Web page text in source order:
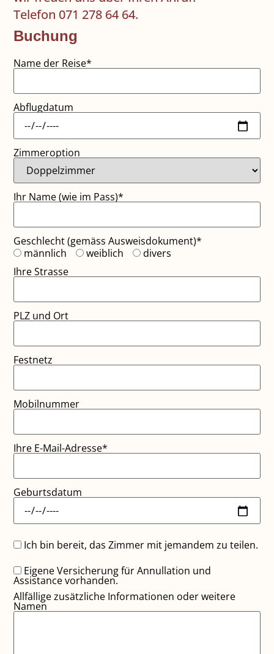
Telefon 071 278 64 64.
Buchung
Name der Reise*
Abflugdatum
Zimmeroption
Ihr Name (wie im Pass)*
Geschlecht (gemäss Ausweisdokument)*
männlich
weiblich
divers
Ihre Strasse
PLZ und Ort
Festnetz
Mobilnummer
Ihre E-Mail-Adresse*
Geburtsdatum
Ich bin bereit, das Zimmer mit jemandem zu teilen.
Eigene Versicherung für Annullation und
Assistance vorhanden.
Allfällige zusätzliche Informationen oder weitere
Namen